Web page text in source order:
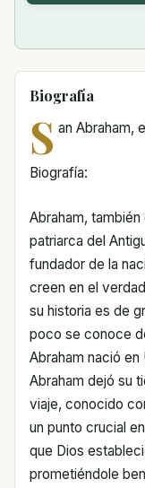
Biografía
S an Abraham,
Biografía:
Abraham,
patriarca del
fundador de la
creen en el
su historia es de
poco se conoce
Abraham nació en
Abraham dejó su
viaje, conocido
un punto crucial
que Dios
prometiéndole